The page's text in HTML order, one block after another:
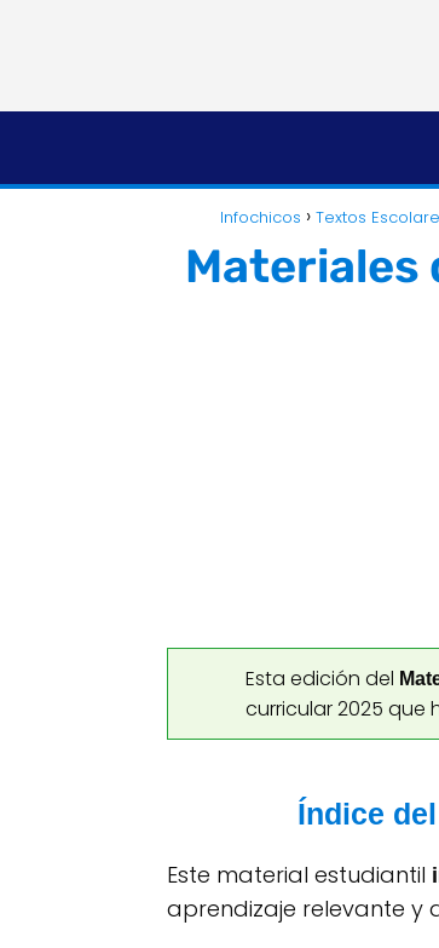
Infochicos Textos
Materiales
Esta edición del
curricular 2025 que
Índice
Este material estudiantil
aprendizaje relevante y